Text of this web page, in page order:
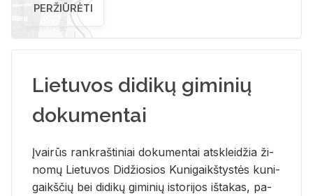
PERŽIŪRĖTI
Lietuvos didikų giminių
dokumentai
Įvai­rūs rank­raš­ti­niai do­ku­men­tai at­sklei­džia ži­
no­mų Lie­tu­vos Di­džio­sios Ku­ni­gaikš­tys­tės ku­ni­
gaikš­čių bei di­di­kų gi­mi­nių is­to­ri­jos iš­ta­kas, pa­